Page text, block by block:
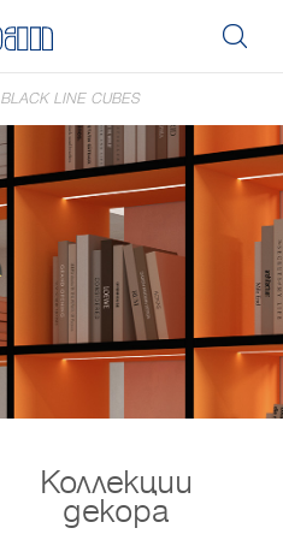
BLACK LINE CUBES
Коллекции
декора